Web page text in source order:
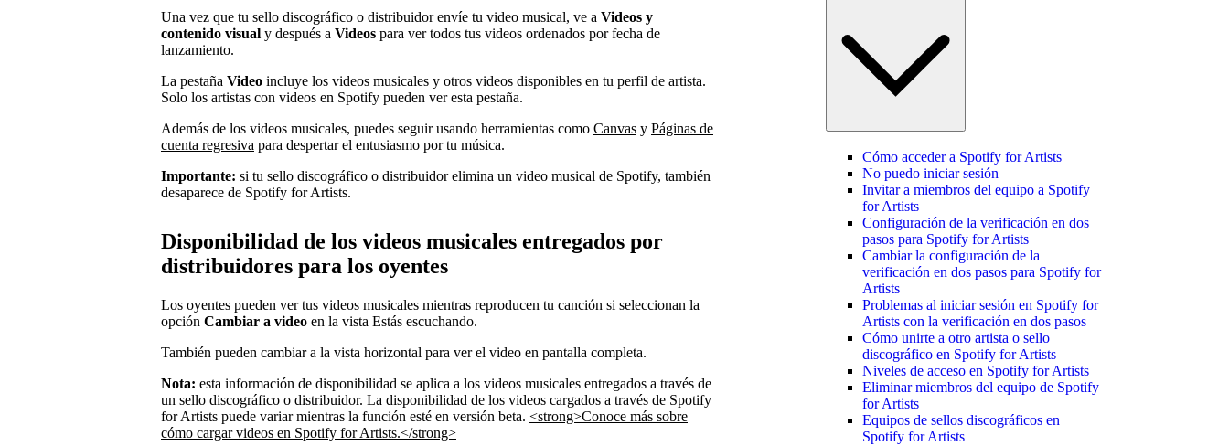
Una vez que tu sello discográfico o distribuidor envíe tu video musical, ve a Videos y
contenido visual y después a Videos para ver todos tus videos ordenados por fecha de
lanzamiento.
La pestaña Video incluye los videos musicales y otros videos disponibles en tu perfil de artista.
Solo los artistas con videos en Spotify pueden ver esta pestaña.
Además de los videos musicales, puedes seguir usando herramientas como Canvas y Páginas de
cuenta regresiva para despertar el entusiasmo por tu música.
Importante: si tu sello discográfico o distribuidor elimina un video musical de Spotify, también
desaparece de Spotify for Artists.
Disponibilidad de los videos musicales entregados por
distribuidores para los oyentes
Los oyentes pueden ver tus videos musicales mientras reproducen tu canción si seleccionan la
opción Cambiar a video en la vista Estás escuchando.
También pueden cambiar a la vista horizontal para ver el video en pantalla completa.
Nota: esta información de disponibilidad se aplica a los videos musicales entregados a través de
un sello discográfico o distribuidor. La disponibilidad de los videos cargados a través de Spotify
for Artists puede variar mientras la función esté en versión beta. <strong>Conoce más sobre
cómo cargar videos en Spotify for Artists.</strong>
Cómo acceder a Spotify for Artists
No puedo iniciar sesión
Invitar a miembros del equipo a Spotify
for Artists
Configuración de la verificación en dos
pasos para Spotify for Artists
Cambiar la configuración de la
verificación en dos pasos para Spotify for
Artists
Problemas al iniciar sesión en Spotify for
Artists con la verificación en dos pasos
Cómo unirte a otro artista o sello
discográfico en Spotify for Artists
Niveles de acceso en Spotify for Artists
Eliminar miembros del equipo de Spotify
for Artists
Equipos de sellos discográficos en
Spotify for Artists